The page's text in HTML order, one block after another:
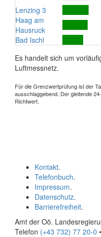
Lenzing 3
Haag am
Hausruck
Bad Ischl
Es handelt sich um
Luftmessnetz.
Für die Grenzwertprüfung ist der
ausschlaggebend. Der gleitende
Richtwert.
Kontakt.
Telefonbuch.
Impressum.
Datenschutz.
Barrierefreiheit.
Amt der Oö.
Telefon (+43 732) 77 20-0